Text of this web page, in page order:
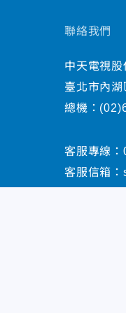
聯絡我們
中天電視股
臺北市內
總機：
客服專線：
客服信箱：